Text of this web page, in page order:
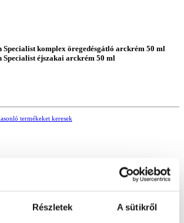
Részletek A sütikről
komplex öregedésgátló arckrém 50 ml
éjszakai arckrém 50 ml
termékeket keresek